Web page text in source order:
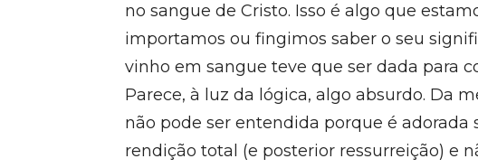
no sangue de Cristo. Isso é algo que
importamos ou fingimos saber o seu
vinho em sangue teve que ser dada para
Parece, à luz da lógica, algo absurdo. Da
não pode ser entendida porque é
rendição total (e posterior ressurreição) e